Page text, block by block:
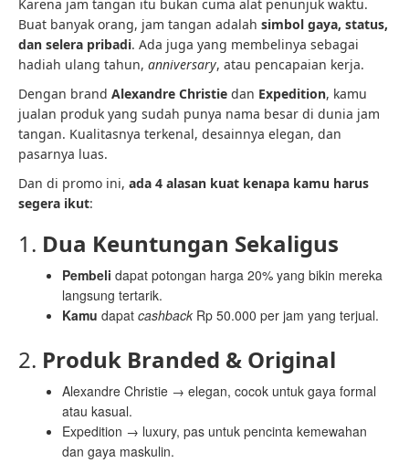
Karena jam tangan itu bukan cuma alat penunjuk waktu.
Buat banyak orang, jam tangan adalah simbol gaya, status,
dan selera pribadi. Ada juga yang membelinya sebagai
hadiah ulang tahun, anniversary, atau pencapaian kerja.
Dengan brand Alexandre Christie dan Expedition, kamu
jualan produk yang sudah punya nama besar di dunia jam
tangan. Kualitasnya terkenal, desainnya elegan, dan
pasarnya luas.
Dan di promo ini, ada 4 alasan kuat kenapa kamu harus
segera ikut:
1. Dua Keuntungan Sekaligus
Pembeli dapat potongan harga 20% yang bikin mereka
langsung tertarik.
Kamu dapat cashback Rp 50.000 per jam yang terjual.
2. Produk Branded & Original
Alexandre Christie → elegan, cocok untuk gaya formal
atau kasual.
Expedition → luxury, pas untuk pencinta kemewahan
dan gaya maskulin.